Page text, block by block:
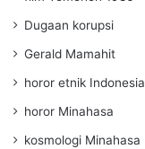
Dugaan korupsi
Gerald Mamahit
horor etnik Indonesia
horor Minahasa
kosmologi Minahasa